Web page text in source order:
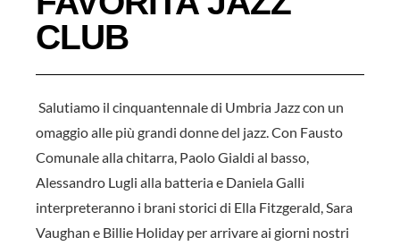
CLUB
Salutiamo il cinquantennale di Umbria Jazz con un
omaggio alle più grandi donne del jazz. Con Fausto
Comunale alla chitarra, Paolo Gialdi al basso,
Alessandro Lugli alla batteria e Daniela Galli
interpreteranno i brani storici di Ella Fitzgerald, Sara
Vaughan e Billie Holiday per arrivare ai giorni nostri